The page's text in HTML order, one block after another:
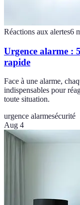
Réactions aux alertes6
Urgence alarme :
rapide
Face à une alarme,
indispensables pour
toute situation.
urgence alarmesécurité
Aug 4